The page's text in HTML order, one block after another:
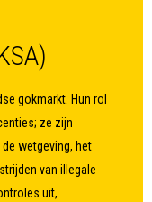
gokmarkt. Hun rol
ze zijn
wetgeving, het
van illegale
uit,